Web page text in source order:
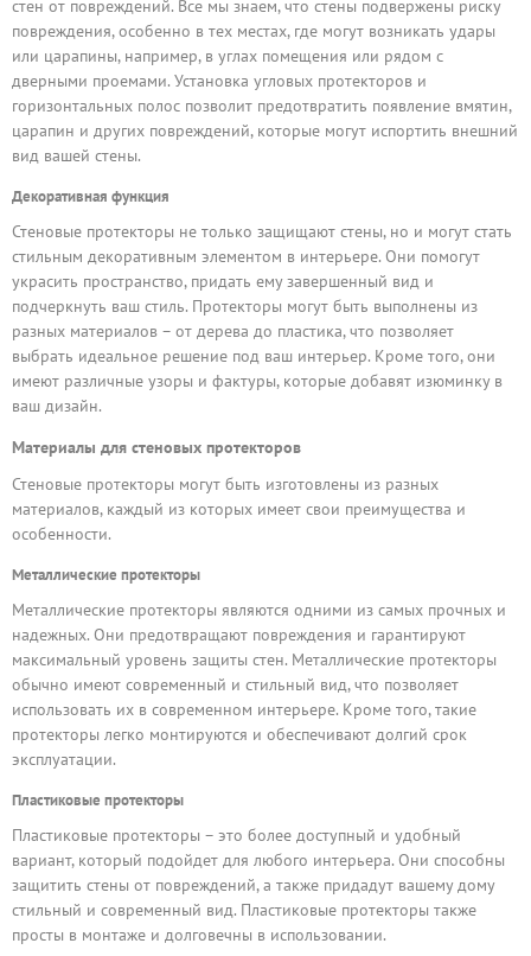
стен от повреждений. Все мы знаем, что стены подвержены риску
повреждения, особенно в тех местах, где могут возникать удары
или царапины, например, в углах помещения или рядом с
дверными проемами. Установка угловых протекторов и
горизонтальных полос позволит предотвратить появление вмятин,
царапин и других повреждений, которые могут испортить внешний
вид вашей стены.
Декоративная функция
Стеновые протекторы не только защищают стены, но и могут стать
стильным декоративным элементом в интерьере. Они помогут
украсить пространство, придать ему завершенный вид и
подчеркнуть ваш стиль. Протекторы могут быть выполнены из
разных материалов – от дерева до пластика, что позволяет
выбрать идеальное решение под ваш интерьер. Кроме того, они
имеют различные узоры и фактуры, которые добавят изюминку в
ваш дизайн.
Материалы для стеновых протекторов
Стеновые протекторы могут быть изготовлены из разных
материалов, каждый из которых имеет свои преимущества и
особенности.
Металлические протекторы
Металлические протекторы являются одними из самых прочных и
надежных. Они предотвращают повреждения и гарантируют
максимальный уровень защиты стен. Металлические протекторы
обычно имеют современный и стильный вид, что позволяет
использовать их в современном интерьере. Кроме того, такие
протекторы легко монтируются и обеспечивают долгий срок
эксплуатации.
Пластиковые протекторы
Пластиковые протекторы – это более доступный и удобный
вариант, который подойдет для любого интерьера. Они способны
защитить стены от повреждений, а также придадут вашему дому
стильный и современный вид. Пластиковые протекторы также
просты в монтаже и долговечны в использовании.